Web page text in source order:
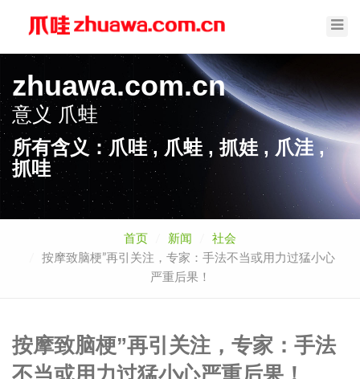
zhuawa.com.cn
意义 爪蛙
所有含义：爪哇 , 爪蛙 , 抓娃 , 爪洼 ,
抓哇
首页 新闻
社会
按摩致脑梗”再引关注，专家：手法不当或用力过猛小心
严重后果！
按摩致脑梗”再引关注，专家：手法
不当或用力过猛小心严重后果！